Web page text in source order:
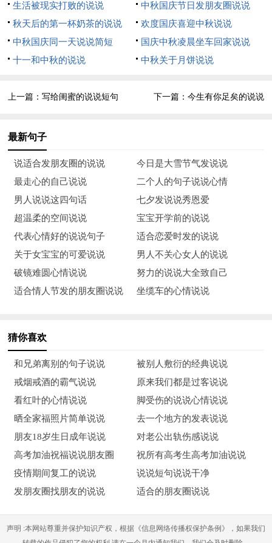
恒的。当爱情慢慢淡去，两个人的关系是靠善良来维系。好好看
看他如何对待身边的人，或许那就是您将来的生活状态。
11. 有人大声表白，有人暗自关怀，爱的方式有千千万万种，能
12. 有个尬的年龄，结婚太早，恋爱有些晚。跟小孩一起玩无
想被骂没理想，想法多了被指不踏实。青春就是这样，让人有些
无所适从，但若干年过去后才发现它的美好和重要-----这个时候
13. 您走不进那个人的心里，不一定是您不够努力，而是那个人
也不断在加固心里的那堵墙。
碰过壁，使劲折腾，折腾累了，才发现自己转了一个大圈儿，却
又回到了原地。可是，却从不后悔，也并不埋怨，因为不转这个
圈儿，我可能永远都不知道原地在哪里。
4. 人生旅途中，大家都在忙着认识各种人，以为这是在丰富生
命。可最有价值的遇见，是在某一瞬间，重遇了自己，那一刻您
才会懂：走遍世界，也不过是为了找到一条走回内心的路。
6. 一个人真正的强大，并非看他能做什么，而是看他能承担什
生活被现实打败的说说
中秋国庆节日发朋友圈说说
秋天后的第一杯奶茶的说说
欢度国庆喜迎中秋说说
中秋国庆同一天说说简短
国庆中秋凌晨坐车回家说说
十一和中秋的说说
中秋关于月饼说说
上一篇：写给闺蜜的说说短句 下一篇： 今生有你足矣的说说
最新句子
说适合发朋友圈的说说
今日是大雪节气发说说
最走心的自己说说
二个人的句子说说心情
男人说说这四句话
七夕发说说秀恩爱
超温柔的空间说说
宝宝开学前的说说
代表心情好的说说句子
适合恋爱时发的说说
关于女宝宝的可爱说说
男人不关心女人的说说
破镜难圆心情说说
努力的说说大全致自己
适合情人节发的朋友圈说说
坐缆车的心情说说
猜你喜欢
和兄弟离别的句子说说
被别人敷衍的经典说说
戒烟戒酒的霸气说说
原来我们都是过客说说
看红叶的心情说说
脚受伤的说说心情说说
晒全家福照片简单说说
去一个地方的发表说说
朋友18岁生日成年说说
对老公出轨伤感说说
高考加油祝福说说朋友圈
祝所有高考生高考加油说说
疫情期间复工的说说
说说短句说说干净
发朋友圈找朋友的说说
适合的朋友圈说说
声明 :本网站尊重并保护知识产权，根据《信息网络传播权保护条例》，如果我们